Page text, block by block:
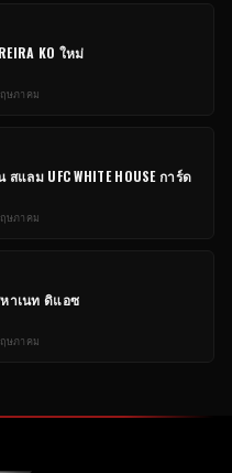
KO ใหม่
ษภาคม
สแลม UFC WHITE HOUSEการ์ด
ษภาคม
าเนท ดิแอซ
ษภาคม